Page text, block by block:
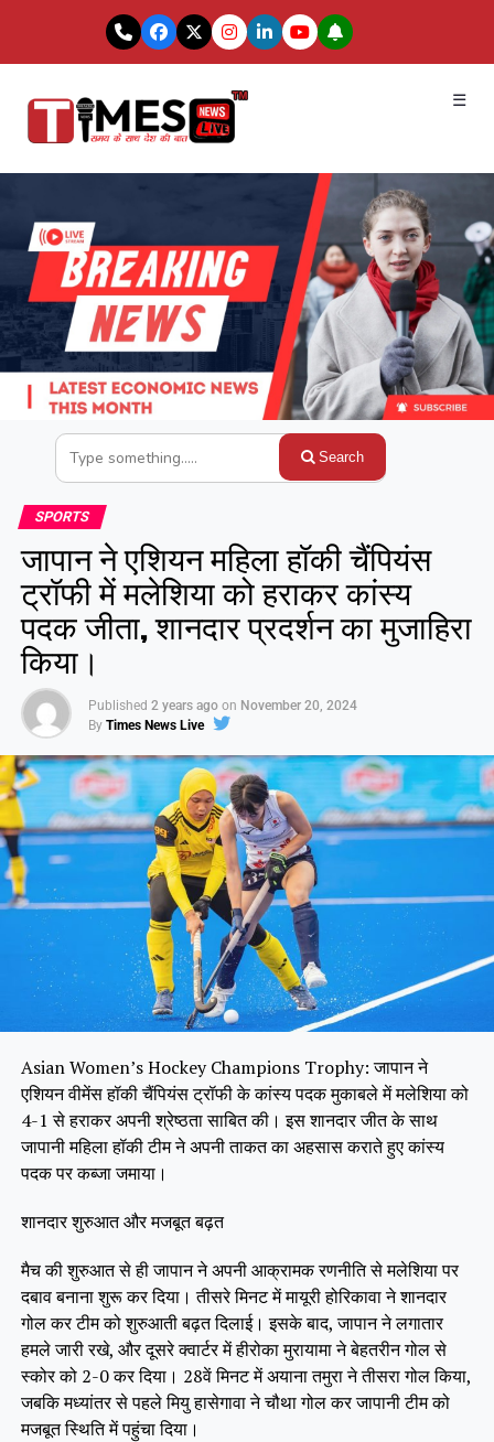
☰
Search
SPORTS
जापान ने एशियन महिला हॉकी चैंपियंस
ट्रॉफी में मलेशिया को हराकर कांस्य
पदक जीता, शानदार प्रदर्शन का मुजाहिरा
किया।
Published 2 years ago on November 20, 2024
By Times News Live
Asian Women’s Hockey Champions Trophy: जापान ने
एशियन वीमेंस हॉकी चैंपियंस ट्रॉफी के कांस्य पदक मुकाबले में मलेशिया को
4-1 से हराकर अपनी श्रेष्ठता साबित की। इस शानदार जीत के साथ
जापानी महिला हॉकी टीम ने अपनी ताकत का अहसास कराते हुए कांस्य
पदक पर कब्जा जमाया।
शानदार शुरुआत और मजबूत बढ़त
मैच की शुरुआत से ही जापान ने अपनी आक्रामक रणनीति से मलेशिया पर
दबाव बनाना शुरू कर दिया। तीसरे मिनट में मायूरी होरिकावा ने शानदार
गोल कर टीम को शुरुआती बढ़त दिलाई। इसके बाद, जापान ने लगातार
हमले जारी रखे, और दूसरे क्वार्टर में हीरोका मुरायामा ने बेहतरीन गोल से
स्कोर को 2-0 कर दिया। 28वें मिनट में अयाना तमुरा ने तीसरा गोल किया,
जबकि मध्यांतर से पहले मियु हासेगावा ने चौथा गोल कर जापानी टीम को
मजबूत स्थिति में पहुंचा दिया।